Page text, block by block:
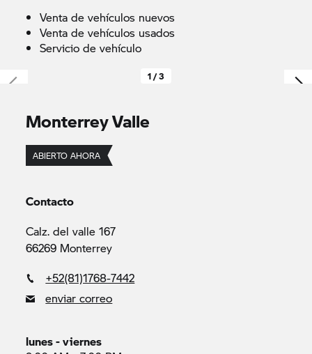
Venta de vehículos nuevos
Venta de vehículos usados
Servicio de vehículo
1 / 3
Monterrey Valle
ABIERTO AHORA
Contacto
Calz. del valle 167
66269 Monterrey
+52(81)1768-7442
enviar correo
lunes - viernes